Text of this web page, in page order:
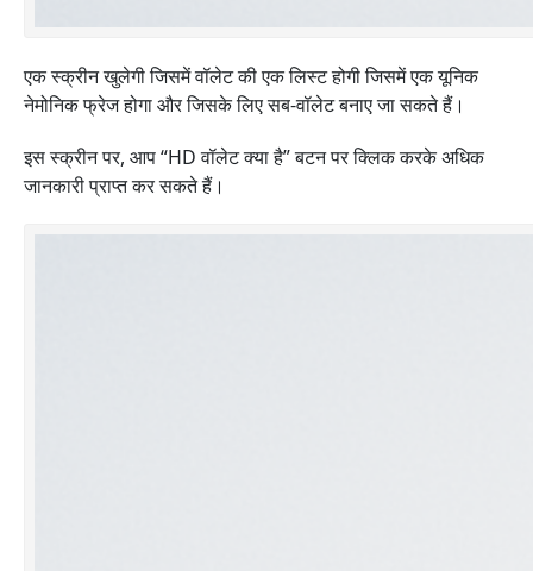
एक स्क्रीन खुलेगी जिसमें वॉलेट की एक लिस्ट होगी जिसमें एक यूनिक
नेमोनिक फ्रेज होगा और जिसके लिए सब-वॉलेट बनाए जा सकते हैं।
इस स्क्रीन पर, आप “HD वॉलेट क्या है” बटन पर क्लिक करके अधिक
जानकारी प्राप्त कर सकते हैं।